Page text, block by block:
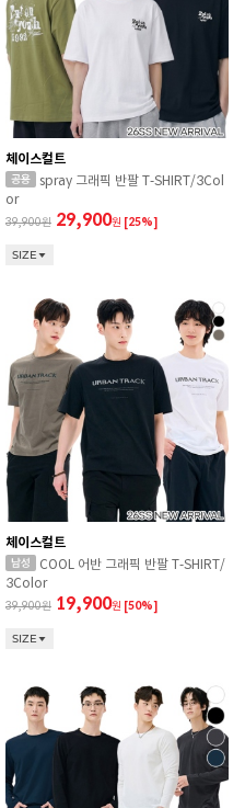
체이스컬트
spray 그래픽 반팔 T-SHIRT/3Col
or
39,900 29,900원 [25%]
SIZE
체이스컬트
COOL 어반 그래픽 반팔 T-SHIRT/
3Color
39,900 19,900원 [50%]
SIZE